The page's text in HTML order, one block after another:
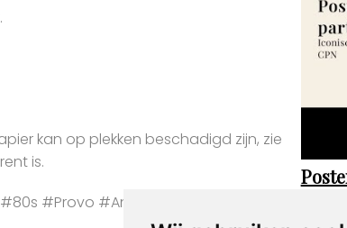
kan op plekken beschadigd zijn, zie
is.
#Provo #Antikraak #Anarchisten